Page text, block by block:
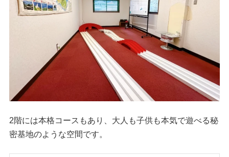
2階には本格コースもあり、大人も子供も本気で遊べる秘
密基地のような空間です。